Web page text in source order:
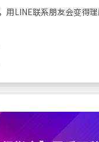
modified:
用LINE联系朋友会变得